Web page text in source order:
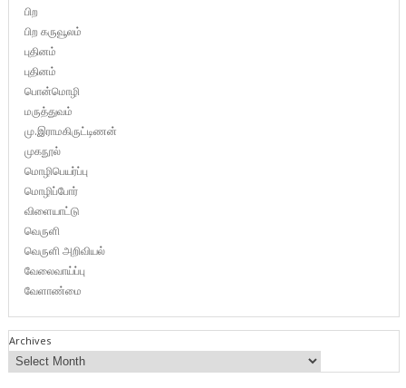
பிற
பிற கருவூலம்
புதினம்
புதினம்
பொன்மொழி
மருத்துவம்
மு.இராமகிருட்டிணன்
முகநூல்
மொழிபெயர்ப்பு
மொழிப்போர்
விளையாட்டு
வெருளி
வெருளி அறிவியல்
வேலைவாய்ப்பு
வேளாண்மை
Archives